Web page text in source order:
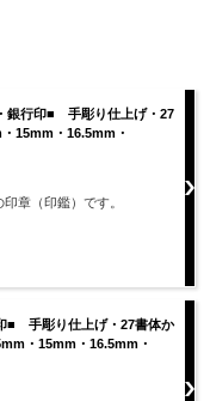
銀行印■ 手彫り仕上げ・27
15mm・16.5mm・
章（印鑑）です。
■ 手彫り仕上げ・27書体か
・15mm・16.5mm・